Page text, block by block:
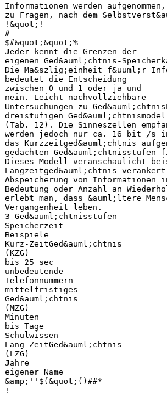
Informationen werden
zu Fragen, nach dem
!&quot;!
#
$#&quot;&quot;%
Jeder kennt die Grenzen der
eigenen Ged&auml;chtnis-
Die Ma&szlig;einheit f&uuml;r
bedeutet die Entscheidung
zwischen 0 und 1 oder ja und
nein. Leicht nachvollziehbare
Untersuchungen zu
dreistufigen
(Tab. 12). Die Sinneszellen
werden jedoch nur ca. 16 bit /s
das Kurzzeitged&auml;chtnis
gedachten
Dieses Modell veranschaulicht
Langzeitged&auml;chtnis
Abspeicherung von
Bedeutung oder Anzahl an
erlebt man, dass &auml;ltere
Vergangenheit leben.
3 Ged&auml;chtnisstufen
Speicherzeit
Beispiele
Kurz-ZeitGed&auml;chtnis
(KZG)
bis 25 sec
unbedeutende
Telefonnummern
mittelfristiges
Ged&auml;chtnis
(MZG)
Minuten
bis Tage
Schulwissen
Lang-ZeitGed&auml;chtnis
(LZG)
Jahre
eigener Name
&amp;''$(&quot;()##*
!